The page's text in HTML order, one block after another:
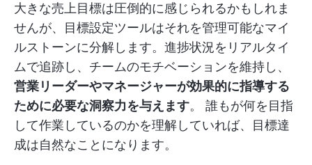
大きな売上目標は圧倒的に感じられるかもしれま
せんが、目標設定ツールはそれを管理可能なマイ
ルストーンに分解します。進捗状況をリアルタイ
ムで追跡し、チームのモチベーションを維持し、
営業リーダーやマネージャーが効果的に指導する
ために必要な洞察力を与えます。 誰もが何を目指
して作業しているのかを理解していれば、目標達
成は自然なことになります。